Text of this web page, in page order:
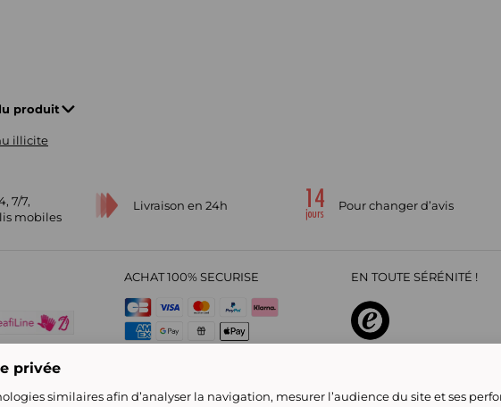
produit
illicite
7/7,
mobiles
Livraison en 24h Pour changer d’avis
ACHAT 100% SECURISE EN TOUTE SÉRÉNITÉ !
privée
similaires afin d’analyser la navigation, mesurer l’audience du site et ses